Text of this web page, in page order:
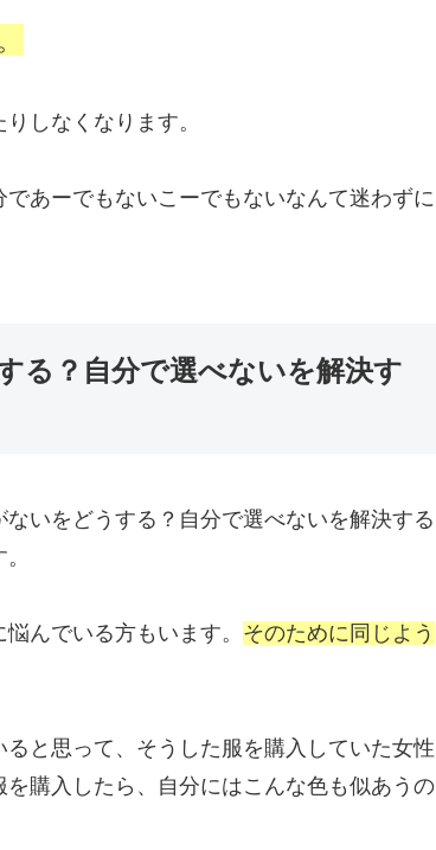
しなくなります。
あーでもないこーでもないなんて迷わずに
る？自分で選べないを解決す
いをどうする？自分で選べないを解決する
んでいる方もいます。 そのために同じよう
と思って、そうした服を購入していた女性
購入したら、自分にはこんな色も似あうの